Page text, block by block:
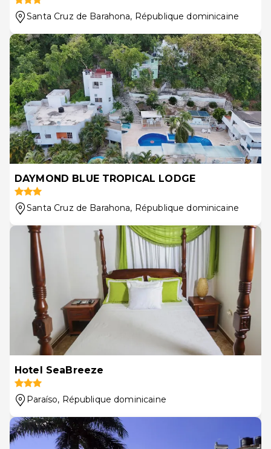
Santa Cruz de Barahona, République dominicaine
DAYMOND BLUE TROPICAL LODGE
Santa Cruz de Barahona, République dominicaine
Hotel SeaBreeze
Paraíso, République dominicaine